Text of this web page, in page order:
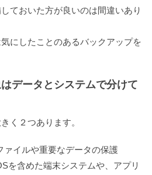
ておいた方が良いのは間違いあり
にしたことのあるバックアップを
データとシステムで分けて
く２つあります。
ァイルや重要なデータの保護
を含めた端末システムや、アプリ